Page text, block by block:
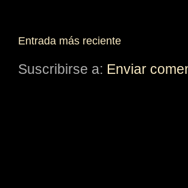
Entrada más reciente
Suscribirse a: Enviar